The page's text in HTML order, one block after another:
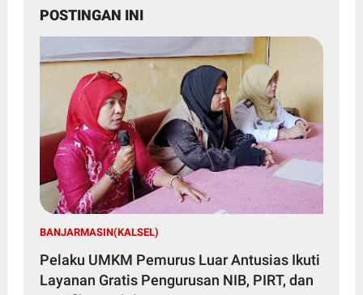
POSTINGAN INI
BANJARMASIN(KALSEL)
Pelaku UMKM Pemurus Luar Antusias Ikuti
Layanan Gratis Pengurusan NIB, PIRT, dan